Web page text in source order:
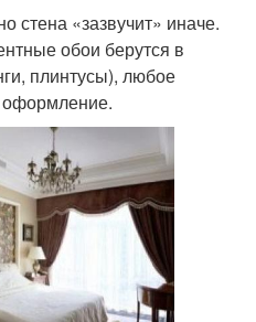
стена «зазвучит» иначе.
обои берутся в
плинтусы), любое
оформление.